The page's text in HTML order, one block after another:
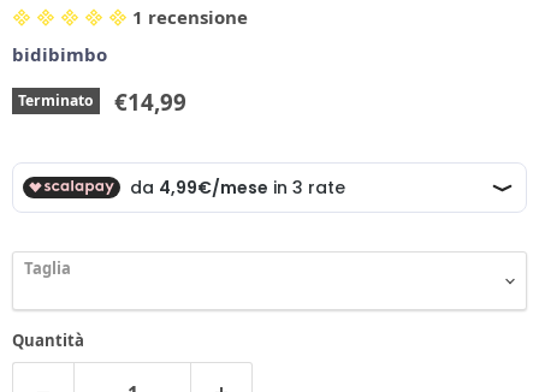
1 recensione
bidibimbo
Terminato Prezzo corrente
€14,99
Taglia
Quantità